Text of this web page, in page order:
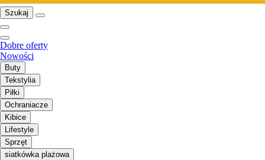
Szukaj
Dobre oferty
Nowości
Buty
Tekstylia
Piłki
Ochraniacze
Kibice
Lifestyle
Sprzęt
siatkówka plażowa